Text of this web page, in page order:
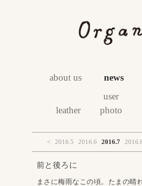
about us news
leather
user
photo
< 2016.5 2016.6 2016.7
前と後ろに
まさに梅雨なこの頃。たまの晴